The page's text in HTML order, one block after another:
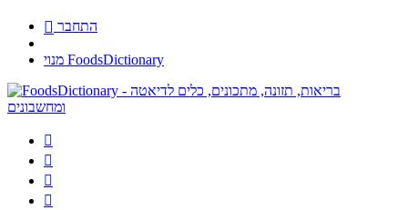
 התחבר
מנוי FoodsDictionary



